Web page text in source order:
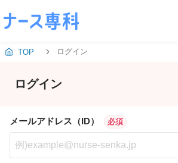
TOP ログイン
ログイン
メールアドレス（ID） 必須